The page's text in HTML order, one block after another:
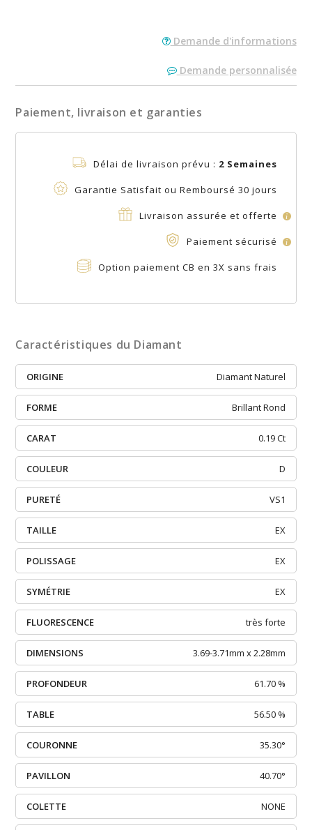
Demande d'informations
Demande personnalisée
Paiement, livraison et garanties
Délai de livraison prévu : 2 Semaines
Garantie Satisfait ou Remboursé 30 jours
Livraison assurée et offerte i
Paiement sécurisé i
Option paiement CB en 3X sans frais
Caractéristiques du Diamant
ORIGINE Diamant Naturel
FORME Brillant Rond
CARAT 0.19 Ct
COULEUR D
PURETÉ VS1
TAILLE EX
POLISSAGE EX
SYMÉTRIE EX
FLUORESCENCE très forte
DIMENSIONS 3.69-3.71mm x 2.28mm
PROFONDEUR 61.70 %
TABLE 56.50 %
COURONNE 35.30°
PAVILLON 40.70°
COLETTE NONE